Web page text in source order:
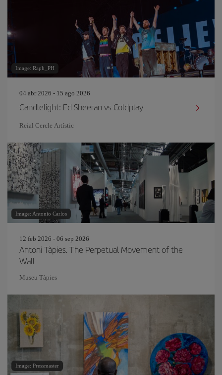
Image: Raph_PH
04 abr 2026 - 15 ago 2026
Candlelight: Ed Sheeran vs Coldplay
Reial Cercle Artístic
Image: Antonio Carlos
12 feb 2026 - 06 sep 2026
Antoni Tàpies. The Perpetual Movement of the
Wall
Museu Tàpies
Image: Pressmaster